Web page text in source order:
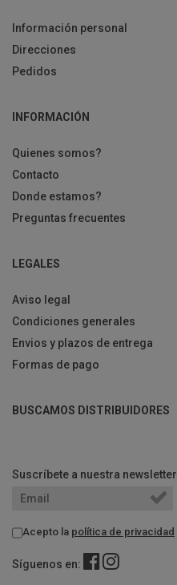
Información personal
Direcciones
Pedidos
INFORMACIÓN
Quienes somos?
Contacto
Donde estamos?
Preguntas frecuentes
LEGALES
Aviso legal
Condiciones generales
Envios y plazos de entrega
Formas de pago
BUSCAMOS DISTRIBUIDORES
Suscríbete a nuestra newsletter
Acepto la política de privacidad
Síguenos en: